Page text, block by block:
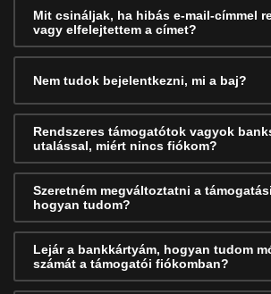
Mit csináljak, ha hibás e-mail-címmel
vagy elfelejtettem a címet?
Nem tudok bejelentkezni, mi a baj?
Rendszeres támogatótok vagyok
utalással, miért nincs fiókom?
Szeretném megváltoztatni a
hogyan tudom?
Lejár a bankkártyám, hogyan tudom
számát a támogatói fiókomban?